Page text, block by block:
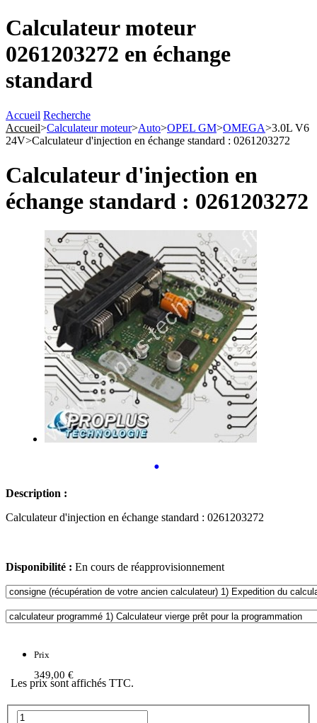
Calculateur moteur
0261203272 en échange
standard
Accueil Recherche
Accueil>Calculateur moteur>Auto>OPEL GM>OMEGA>3.0L V6
24V>Calculateur d'injection en échange standard : 0261203272
Calculateur d'injection en
échange standard : 0261203272
•
Description :
Calculateur d'injection en échange standard : 0261203272
Disponibilité : En cours de réapprovisionnement
Prix
349,00 €
Les prix sont affichés TTC.